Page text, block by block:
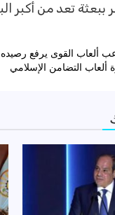
تعد من أكبر البعثات
ألعاب التضامن الإسلامي